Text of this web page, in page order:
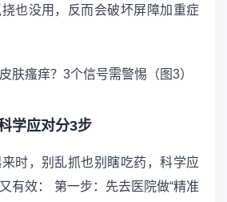
也没用，反而会破坏屏障加重症
学应对分3步
时，别乱抓也别瞎吃药，科学应
有效： 第一步：先去医院做“精准